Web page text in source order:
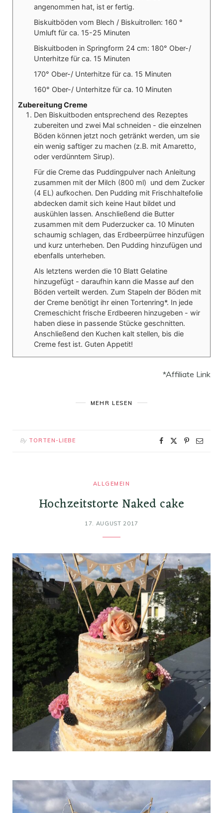
angenommen hat, ist er fertig.
Biskuitböden vom Blech / Biskuitrollen: 160 °
Umluft für ca. 15-25 Minuten
Biskuitboden in Springform 24 cm: 180° Ober-/
Unterhitze für ca. 15 Minuten
170° Ober-/ Unterhitze für ca. 15 Minuten
160° Ober-/ Unterhitze für ca. 10 Minuten
Zubereitung Creme
Den Biskuitboden entsprechend des Rezeptes
zubereiten und zwei Mal schneiden - die einzelnen
Böden können jetzt noch getränkt werden, um sie
ein wenig saftiger zu machen (z.B. mit Amaretto,
oder verdünntem Sirup).
Für die Creme das Puddingpulver nach Anleitung
zusammen mit der Milch (800 ml) und dem Zucker
(4 EL) aufkochen. Den Pudding mit Frischhaltefolie
abdecken damit sich keine Haut bildet und
auskühlen lassen. Anschließend die Butter
zusammen mit dem Puderzucker ca. 10 Minuten
schaumig schlagen, das Erdbeerpürree hinzufügen
und kurz unterheben. Den Pudding hinzufügen und
ebenfalls unterheben.
Als letztens werden die 10 Blatt Gelatine
hinzugefügt - daraufhin kann die Masse auf den
Böden verteilt werden. Zum Stapeln der Böden mit
der Creme benötigt ihr einen Tortenring*. In jede
Cremeschicht frische Erdbeeren hinzugeben - wir
haben diese in passende Stücke geschnitten.
Anschließend den Kuchen kalt stellen, bis die
Creme fest ist. Guten Appetit!
*Affiliate Link
MEHR LESEN
By TORTEN-LIEBE
ALLGEMEIN
Hochzeitstorte Naked cake
17. AUGUST 2017